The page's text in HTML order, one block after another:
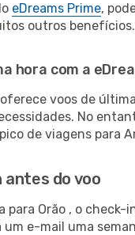
eDreams Prime,
outros
hora com a
voos de
No
de viagens para
antes do voo
para Orão , o
um e-mail uma